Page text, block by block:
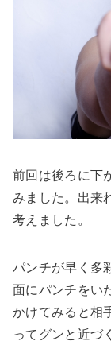
前回は後ろに下
みました。出来
考えました。
パンチが早く多
面にパンチをい
かけてみると相
ってグンと近づ